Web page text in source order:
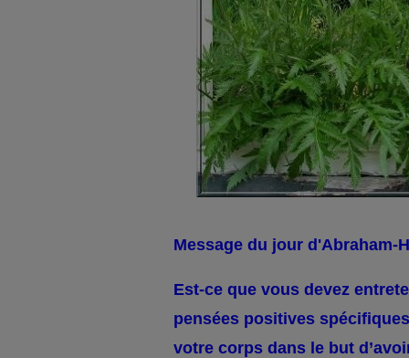
Message du jour d'Abraham-
Est-ce que vous devez
pensées positives
votre corps dans le but